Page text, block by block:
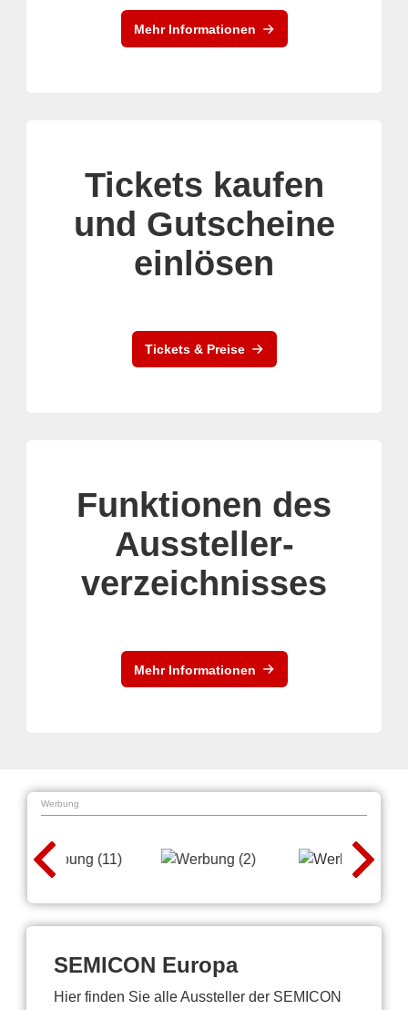
Mehr Informationen
Tickets kaufen
und Gutscheine
einlösen
Tickets & Preise
Funktionen des
Aussteller-
verzeichnisses
Mehr Informationen
Werbung
SEMICON Europa
Hier finden Sie alle Aussteller der SEMICON